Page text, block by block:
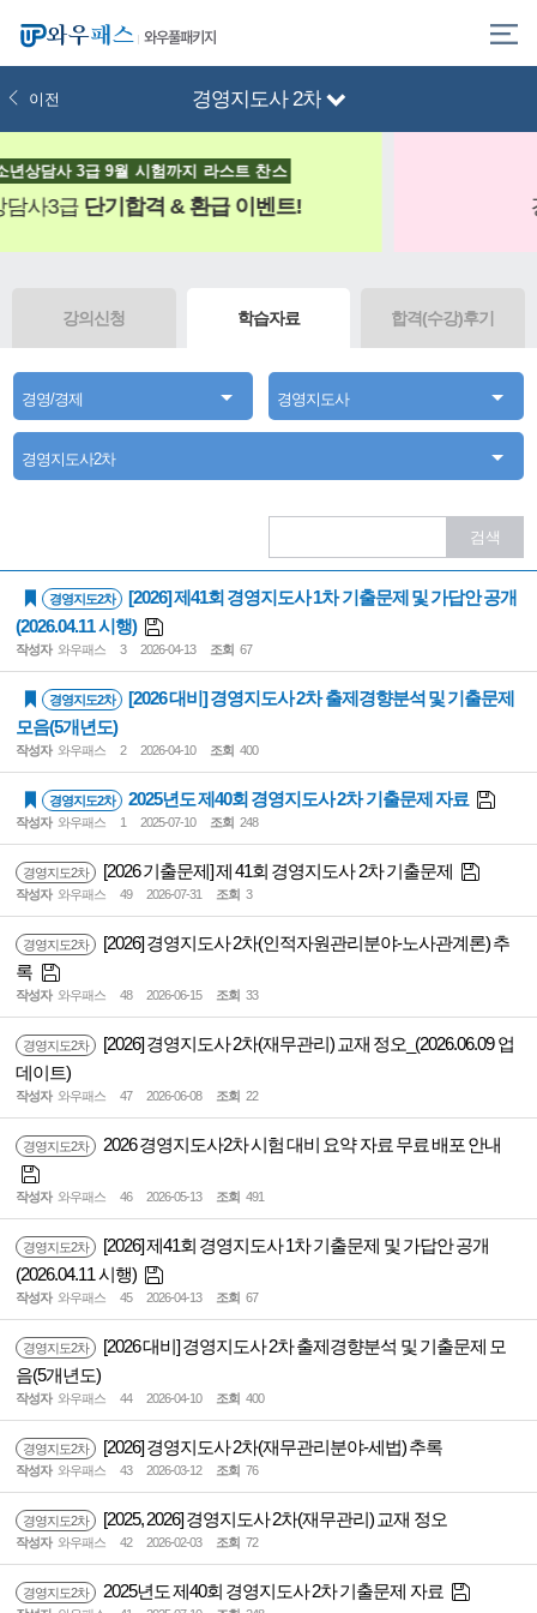
와우풀패키지
경영지도사 2차
이전
스트 찬스
이벤트! 0원으
강의신청 학습자료 합격(수강)후기
경영/경제 경영지도사
경영지도사2차
경영지도2차
[2026] 제41회 경영지도사 1차 기출문제 및 가답안 공개
(2026.04.11 시행)
작성자 와우패스 3 2026-04-13 조회 67
경영지도2차
[2026 대비] 경영지도사 2차 출제경향분석 및 기출문제
모음(5개년도)
작성자 와우패스 2 2026-04-10 조회 400
경영지도2차 2025년도 제40회 경영지도사 2차 기출문제 자료
작성자 와우패스 1 2025-07-10 조회 248
경영지도2차 [2026 기출문제] 제 41회 경영지도사 2차 기출문제
작성자 와우패스 49 2026-07-31 조회 3
경영지도2차
[2026] 경영지도사 2차(인적자원관리분야-노사관계론) 추
록
작성자 와우패스 48 2026-06-15 조회 33
경영지도2차
[2026] 경영지도사 2차(재무관리) 교재 정오_(2026.06.09 업
데이트)
작성자 와우패스 47 2026-06-08 조회 22
경영지도2차 2026 경영지도사2차 시험 대비 요약 자료 무료 배포 안내
작성자 와우패스 46 2026-05-13 조회 491
경영지도2차
[2026] 제41회 경영지도사 1차 기출문제 및 가답안 공개
(2026.04.11 시행)
작성자 와우패스 45 2026-04-13 조회 67
경영지도2차
[2026 대비] 경영지도사 2차 출제경향분석 및 기출문제 모
음(5개년도)
작성자 와우패스 44 2026-04-10 조회 400
경영지도2차 [2026] 경영지도사 2차(재무관리분야-세법) 추록
작성자 와우패스 43 2026-03-12 조회 76
경영지도2차 [2025, 2026] 경영지도사 2차(재무관리) 교재 정오
작성자 와우패스 42 2026-02-03 조회 72
경영지도2차 2025년도 제40회 경영지도사 2차 기출문제 자료